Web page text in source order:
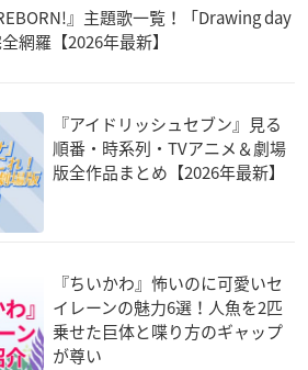
』主題歌一覧！「Drawing day
網羅【2026年最新】
『アイドリッシュセブン』見る
順番・時系列・TVアニメ＆劇場
版全作品まとめ【2026年最新】
『ちいかわ』怖いのに可愛いセ
イレーンの魅力6選！人魚を2匹
乗せた巨体と喋り方のギャップ
が尊い